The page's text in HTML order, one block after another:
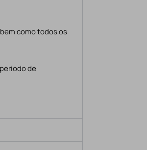
como todos os
de